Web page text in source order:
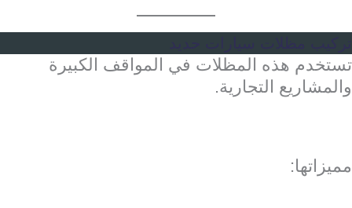
تستخدم هذه المظلات في المواقف الكبيرة
والمشاريع التجارية.
مميزاتها: